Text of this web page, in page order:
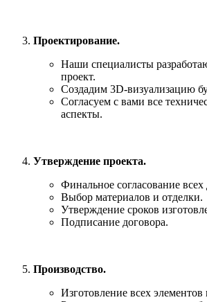
Проектирование.
Наши специалисты
проект.
Создадим 3D-визуализацию
Согласуем с вами все
аспекты.
Утверждение проекта.
Финальное согласование всех
Выбор материалов и отделки.
Утверждение сроков
Подписание договора.
Производство.
Изготовление всех элементов